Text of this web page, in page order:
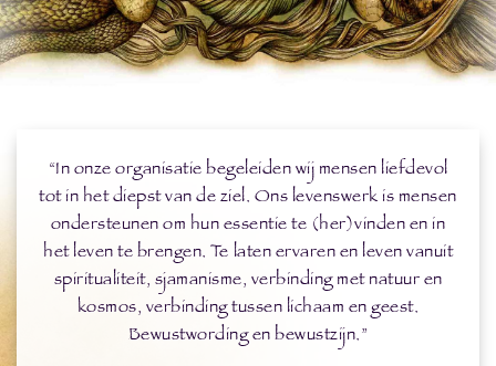
“In onze organisatie begeleiden wij mensen liefdevol
tot in het diepst van de ziel. Ons levenswerk is mensen
ondersteunen om hun essentie te (her)vinden en in
het leven te brengen. Te laten ervaren en leven vanuit
spiritualiteit, sjamanisme, verbinding met natuur en
kosmos, verbinding tussen lichaam en geest.
Bewustwording en bewustzijn.”